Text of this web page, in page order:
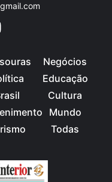
Negócios
Educação
Cultura
Mundo
Todas